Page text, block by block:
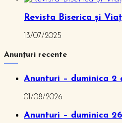
Revista Biserica și
13/07/2025
Anunțuri recente
Anunturi – duminica 2
01/08/2026
Anunturi – duminica